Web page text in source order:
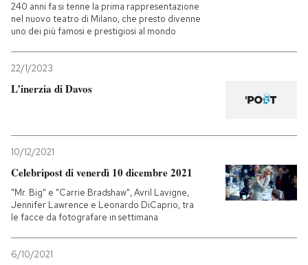
Entra
240 anni fa si tenne la prima rappresentazione
nel nuovo teatro di Milano, che presto divenne
uno dei più famosi e prestigiosi al mondo
22/1/2023
L’inerzia di Davos
10/12/2021
Celebripost di venerdì 10 dicembre 2021
"Mr. Big" e "Carrie Bradshaw", Avril Lavigne,
Jennifer Lawrence e Leonardo DiCaprio, tra
le facce da fotografare in settimana
6/10/2021